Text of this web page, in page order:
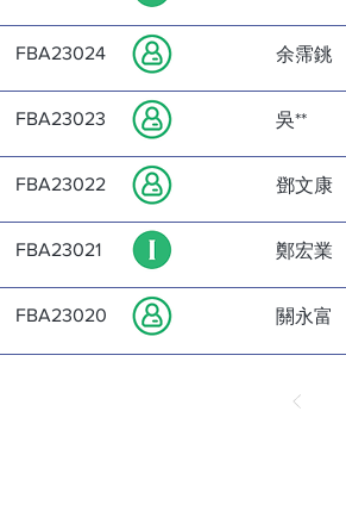
FBA23024 余霈銚
FBA23023 吳**
FBA23022 鄧文康
FBA23021 鄭宏業
FBA23020 關永富